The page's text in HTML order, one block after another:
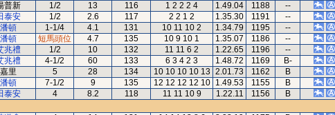
普新 1/2 13 116 1 2 2 2 4 1.49.04 1188
--
泰安 1/2 2.6 117 2 2 1 2 1.35.30 1191
--
潘頓 1-1/4 4.1 131 10 11 10 2 1.34.79 1195
--
潘頓 短馬頭位 4.7 135 10 9 10 1 1.35.07 1186
--
兆禮 1/2 10 132 11 11 6 2 1.22.65 1196
--
兆禮 4-1/2 60 133 6 3 4 2 3 1.48.72 1169
B-
嘉里 5 28 134 10 10 10 10 13 2.01.73 1162
B
潘頓 7-1/2 9 135 12 12 12 12 10 1.49.53 1155
B
泰安 4 8.2 118 11 11 10 9 1.22.11 1156
B